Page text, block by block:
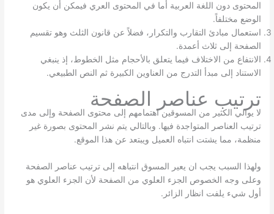
المحتوى دون اللغة العربية أما في المحتوى العري فيمكن أن يكون
الوضع مختلفاً.
استعمال مبادئ التقارب والتكرار، فضلاً عن قانون الثلث وهو تقسيم
الصفحة إلى ثلاث أعمدة.
الانتفاع من الاختلاف فيما يتعلق بالأحجام مثل الخطوط، إذ ينبغي
الاستناد إلى مبدأ التدرج من العناوين الكبيرة ثم النص الطبيعي.
ترتيب عناصر الصفحة
لا يوالي الكثير من المسوقين اهتمامهم إلى محتوى الصفحة وإلى مدى
ترتيب العناصر المتواجدة فيها. وبالتالي يتم نشر المحتوى بصورة غير
منظمة، مما يشتت انتباه العميل ويبتعد عن هذا الموقع.
ولهذا السبب يجب ان يعير المسوق انتباهه إلى ترتيب عناصر الصفحة
وعلى وجه الخصوص الجزء العلوي من الصفحة لأن الجزء العلوي هو
أول شيء يلفت انظار الزائر.